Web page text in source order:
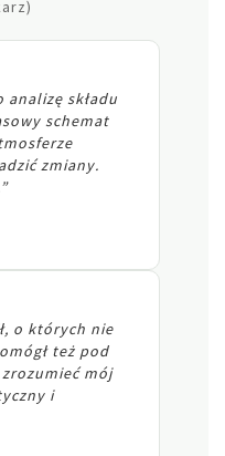
analizę składu
schemat
zmiany.
o których nie
też pod
mój
i